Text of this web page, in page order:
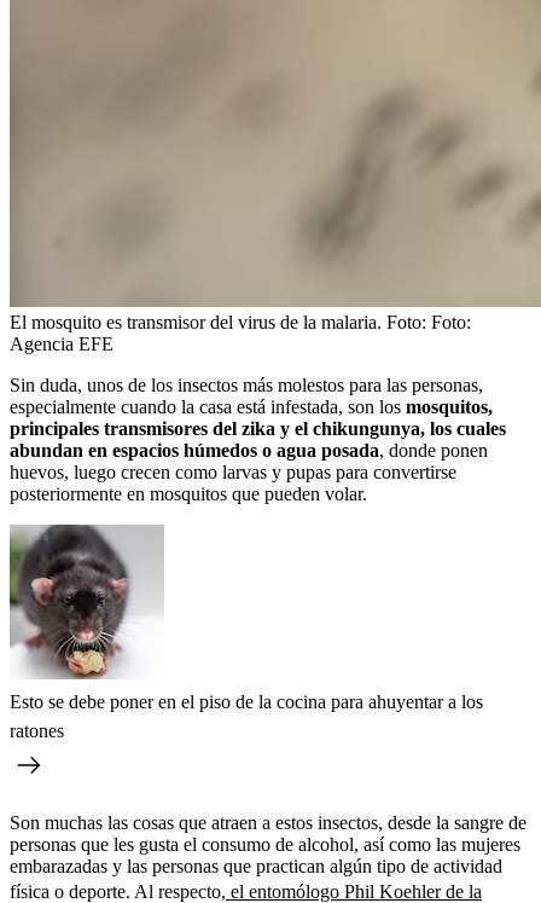
El mosquito es transmisor del virus de la malaria. Foto: Foto:
Agencia EFE
Sin duda, unos de los insectos más molestos para las personas,
especialmente cuando la casa está infestada, son los mosquitos,
principales transmisores del zika y el chikungunya, los cuales
abundan en espacios húmedos o agua posada, donde ponen
huevos, luego crecen como larvas y pupas para convertirse
posteriormente en mosquitos que pueden volar.
Esto se debe poner en el piso de la cocina para ahuyentar a los
ratones
Son muchas las cosas que atraen a estos insectos, desde la sangre de
personas que les gusta el consumo de alcohol, así como las mujeres
embarazadas y las personas que practican algún tipo de actividad
física o deporte. Al respecto, el entomólogo Phil Koehler de la